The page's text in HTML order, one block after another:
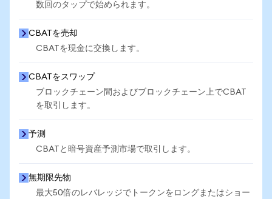
数回のタップで始められます。
CBATを売却
CBATを現金に交換します。
CBATをスワップ
ブロックチェーン間およびブロックチェーン上でCBAT
を取引します。
予測
CBATと暗号資産予測市場で取引します。
無期限先物
最大50倍のレバレッジでトークンをロングまたはショー